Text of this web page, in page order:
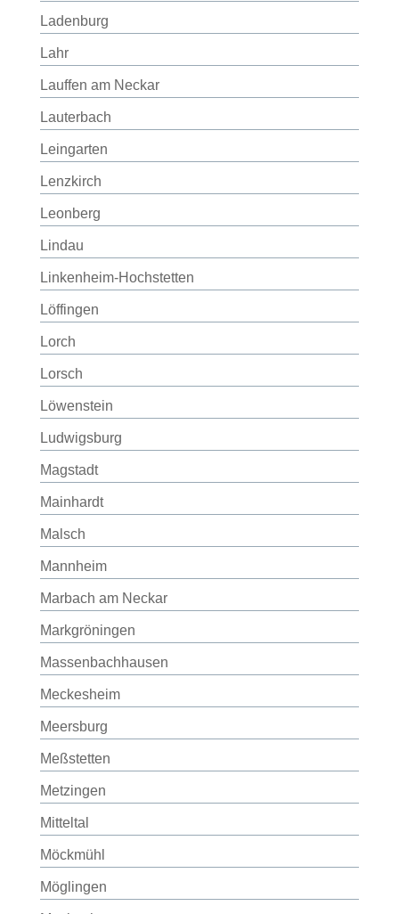
Ladenburg
Lahr
Lauffen am Neckar
Lauterbach
Leingarten
Lenzkirch
Leonberg
Lindau
Linkenheim-Hochstetten
Löffingen
Lorch
Lorsch
Löwenstein
Ludwigsburg
Magstadt
Mainhardt
Malsch
Mannheim
Marbach am Neckar
Markgröningen
Massenbachhausen
Meckesheim
Meersburg
Meßstetten
Metzingen
Mitteltal
Möckmühl
Möglingen